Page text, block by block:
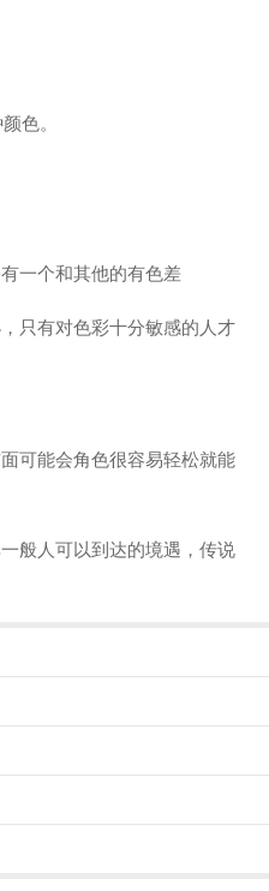
色。
一个和其他的有色差
只有对色彩十分敏感的人才
可能会角色很容易轻松就能
般人可以到达的境遇，传说